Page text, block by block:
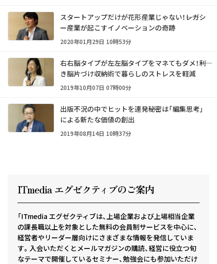
スタートアップだけが花形産業じゃない！――レガシ
ー産業が起こすイノベーションの奇跡
2020年01月29日 10時53分
右右脳タイプが左左脳タイプをマネてもダメ！――利
き脳片づけ収納術で暮らしのストレスを軽減
2019年10月07日 07時00分
出版不況の中でヒットを連発――秘密は「編集思考」
による新たな価値の創出
2019年08月14日 10時37分
ITmedia エグゼクティ ブのご案内
「ITmedia エグゼクティブは、上場企業および上場相当企業
の課長職以上を対象とした無料の会員制サービスを中心に、
経営者やリーダー層向けにさまざまな情報を発信していま
す。入会いただくとメールマガジンの購読、経営に役立つ旬
なテーマで開催しているセミナー、勉強会にも参加いただけ